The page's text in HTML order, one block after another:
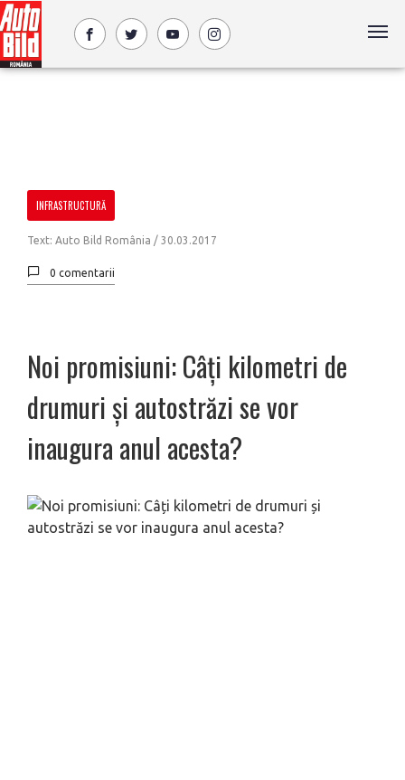
INFRASTRUCTURĂ
Text: Auto Bild România / 30.03.2017
0 comentarii
Noi promisiuni: Câți kilometri de
drumuri și autostrăzi se vor
inaugura anul acesta?